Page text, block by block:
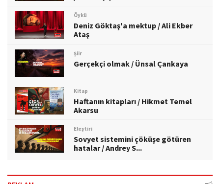
Öykü
Deniz Göktaş'a mektup / Ali Ekber
Ataş
Şiir
Gerçekçi olmak / Ünsal Çankaya
Kitap
Haftanın kitapları / Hikmet Temel
Akarsu
Eleştiri
Sovyet sistemini çöküşe götüren
hatalar / Andrey S...